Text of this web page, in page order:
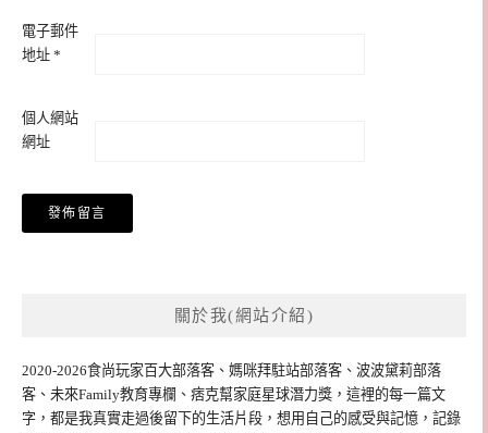
電子郵件
地址 *
個人網站
網址
關於我(網站介紹)
2020-2026食尚玩家百大部落客、媽咪拜駐站部落客、波波黛莉部落
客、未來Family教育專欄、痞克幫家庭星球潛力獎，這裡的每一篇文
字，都是我真實走過後留下的生活片段，想用自己的感受與記憶，記錄